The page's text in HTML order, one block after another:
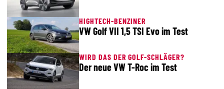
HIGHTECH-BENZINER
VW Golf VII 1,5 TSI Evo im Test
WIRD DAS DER GOLF-SCHLÄGER?
Der neue VW T-Roc im Test